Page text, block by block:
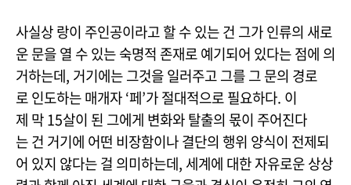
사실상 랑이 주인공이라고 할 수 있는 건 그가 인류의 새로
운 문을 열 수 있는 숙명적 존재로 예기되어 있다는 점에 의
거하는데, 거기에는 그것을 일러주고 그를 그 문의 경로
로 인도하는 매개자 ‘페’가 절대적으로 필요하다. 이
제 막 15살이 된 그에게 변화와 탈출의 몫이 주어진다
는 건 거기에 어떤 비장함이나 결단의 행위 양식이 전제되
어 있지 않다는 걸 의미하는데, 세계에 대한 자유로운 상상